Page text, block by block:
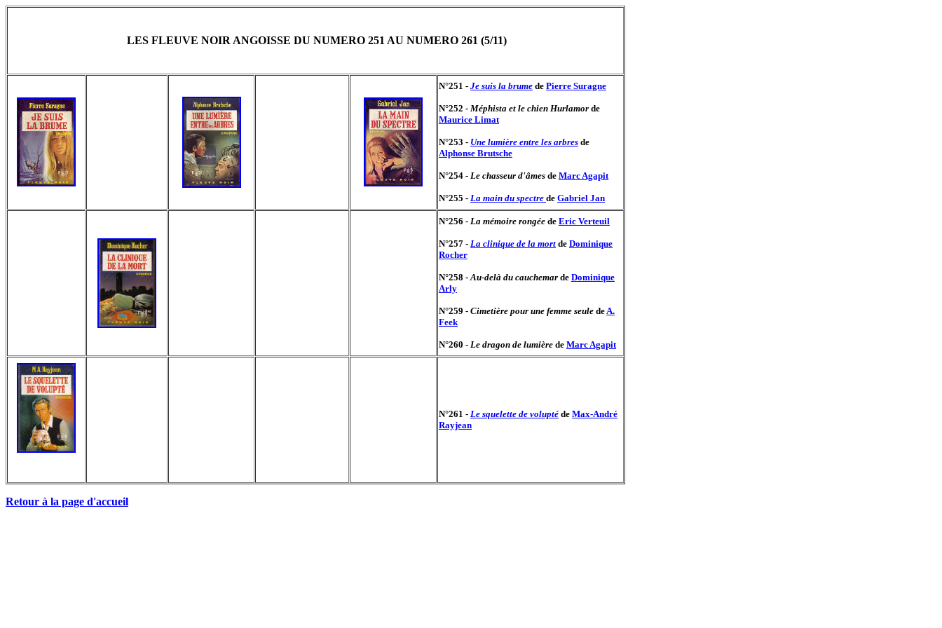
LES FLEUVE NOIR ANGOISSE DU NUMERO 251 AU NUMERO 261 (5/11)
N°251 - Je suis la brume de Pierre Suragne
N°252 - Méphista et le chien Hurlamor de
Maurice Limat
N°253 - Une lumière entre les arbres de
Alphonse Brutsche
N°254 - Le chasseur d'âmes de Marc Agapit
N°255 - La main du spectre de Gabriel Jan
N°256 - La mémoire rongée de Eric Verteuil
N°257 - La clinique de la mort de Dominique
Rocher
N°258 -Au-delà du cauchemar de Dominique
Arly
N°259 - Cimetière pour une femme seule deA.
Feek
N°260 - Le dragon de lumière de Marc Agapit
N°261 - Le squelette de volupté de Max-André
Rayjean
Retour à la page d'accueil